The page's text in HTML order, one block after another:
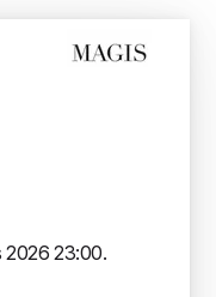
2026 23:00.